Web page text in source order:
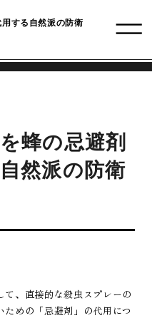
する自然派の防衛
蜂の忌避剤
然派の防衛
、直接的な殺虫スプレーの
めの「忌避剤」の代用につ